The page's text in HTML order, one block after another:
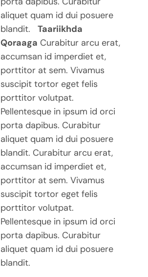
aliquet quam id dui posuere
blandit.Taariikhda
Qoraaga Curabitur arcu erat,
accumsan id imperdiet et,
porttitor at sem. Vivamus
suscipit tortor eget felis
porttitor volutpat.
Pellentesque in ipsum id orci
porta dapibus. Curabitur
aliquet quam id dui posuere
blandit. Curabitur arcu erat,
accumsan id imperdiet et,
porttitor at sem. Vivamus
suscipit tortor eget felis
porttitor volutpat.
Pellentesque in ipsum id orci
porta dapibus. Curabitur
aliquet quam id dui posuere
blandit.